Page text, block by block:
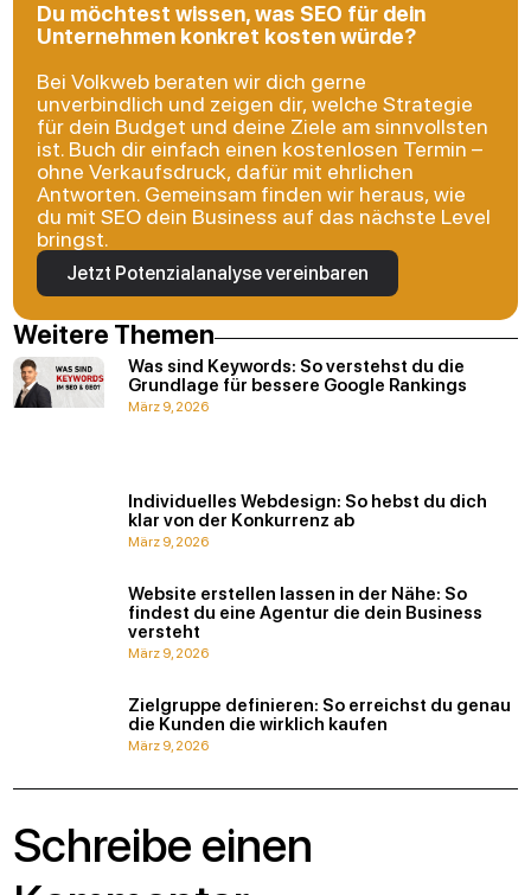
Du möchtest wissen, was SEO für dein
Unternehmen konkret kosten würde?
Bei Volkweb beraten wir dich gerne
unverbindlich und zeigen dir, welche Strategie
für dein Budget und deine Ziele am sinnvollsten
ist. Buch dir einfach einen kostenlosen Termin –
ohne Verkaufsdruck, dafür mit ehrlichen
Antworten. Gemeinsam finden wir heraus, wie
du mit SEO dein Business auf das nächste Level
bringst.
Jetzt Potenzialanalyse vereinbaren
Weitere Themen
Was sind Keywords: So verstehst du die
Grundlage für bessere Google Rankings
März 9, 2026
Individuelles Webdesign: So hebst du dich
klar von der Konkurrenz ab
März 9, 2026
Website erstellen lassen in der Nähe: So
findest du eine Agentur die dein Business
versteht
März 9, 2026
Zielgruppe definieren: So erreichst du genau
die Kunden die wirklich kaufen
März 9, 2026
Schreibe einen